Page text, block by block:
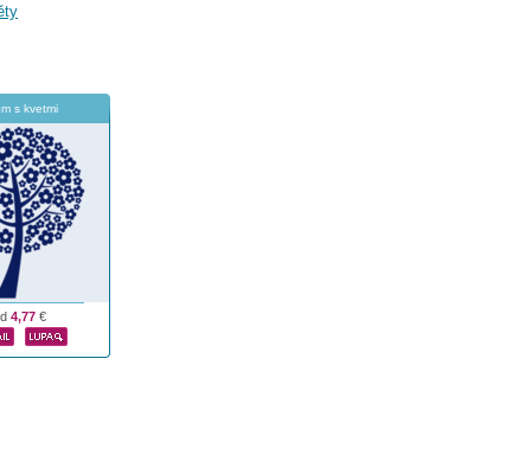
s kvetmi
4,77 €